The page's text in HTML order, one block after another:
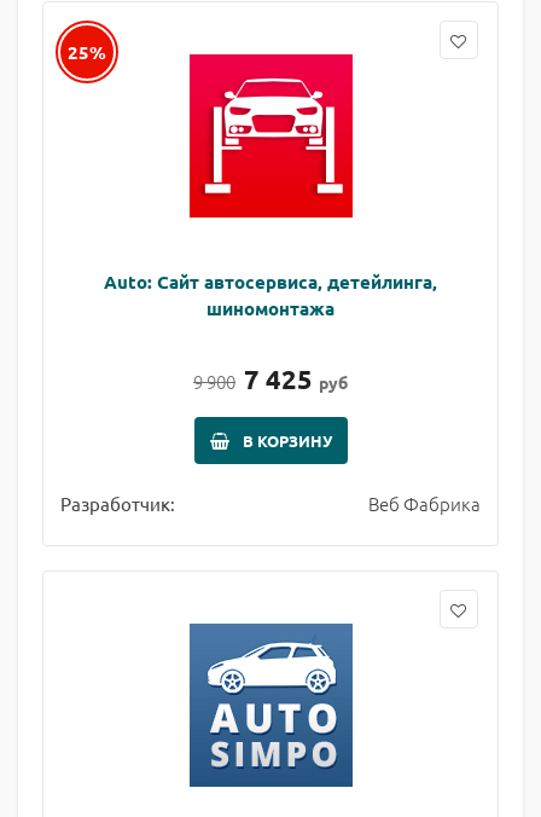
25%
Auto: Сайт автосервиса, детейлинга,
шиномонтажа
9 900 7 425 руб
В КОРЗИНУ
Разработчик: Веб Фабрика